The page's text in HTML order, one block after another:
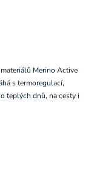
Merino Active
s termoregulací,
teplých dnů, na cesty i